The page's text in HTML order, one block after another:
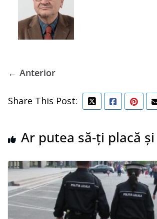
← Anterior
Share This Post:
Ar putea să-ți placă și